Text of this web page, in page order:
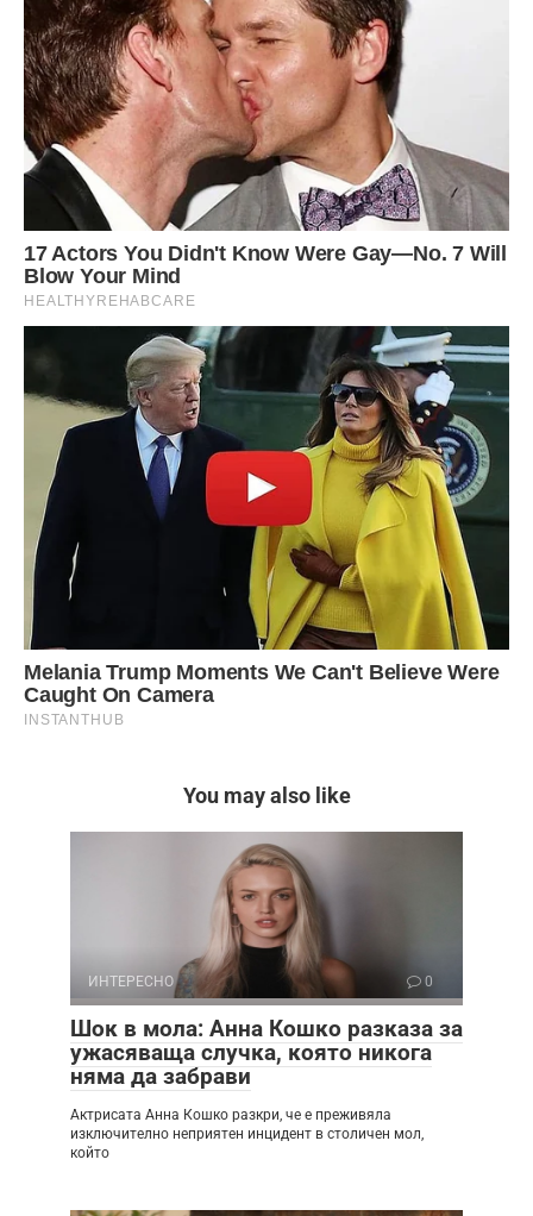
You may also like
ИНТЕРЕСНО 0
Шок в мола: Анна Кошко разказа за
ужасяваща случка, която никога
няма да забрави
Актрисата Анна Кошко разкри, че е преживяла
изключително неприятен инцидент в столичен мол,
който